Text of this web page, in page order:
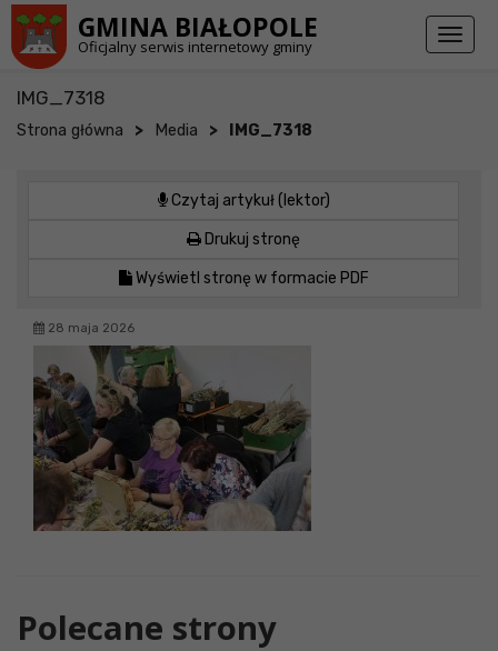
GMINA BIAŁOPOLE
Oficjalny serwis internetowy gminy
Toggle
IMG_7318
Strona główna > Media > IMG_7318
Czytaj artykuł (lektor)
Drukuj stronę
Wyświetl stronę w formacie PDF
28 maja 2026
Polecane strony